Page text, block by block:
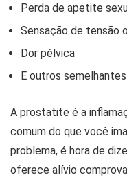
Perda de apetite
Sensação de tensão
Dor pélvica
E outros semelhantes
A prostatite é a
comum do que você
problema, é hora de
oferece alívio